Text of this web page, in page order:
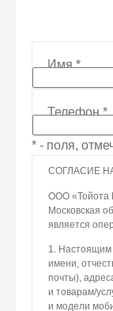
Имя*
Телефон*
* - поля,
СОГЛАСИЕ
ООО «Тойота
Московская
является
1. Настоящим
имени,
почты),
и товарам/
и модели